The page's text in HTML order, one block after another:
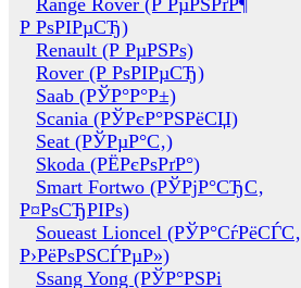
Range Rover (Р РµРЅРґР¶
Р РѕРІРµСЂ)
Renault (Р РµРЅРѕ)
Rover (Р РѕРІРµСЂ)
Saab (РЎР°Р°Р±)
Scania (РЎРєР°РЅРёСЏ)
Seat (РЎРµР°С‚)
Skoda (РЁРєРѕРґР°)
Smart Fortwo (РЎРјР°СЂС‚
Р¤РѕСЂРІРѕ)
Soueast Lioncel (РЎР°СѓРёСЃС‚
Р›РёРѕРЅСЃРµР»)
Ssang Yong (РЎР°РЅРі